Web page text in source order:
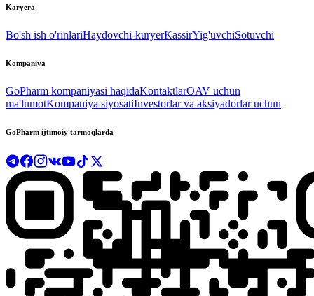
Karyera
Bo'sh ish o'rinlariHaydovchi-kuryerKassirYig'uvchiSotuvchi
Kompaniya
GoPharm kompaniyasi haqidaKontaktlarOAV uchun
ma'lumotKompaniya siyosatiInvestorlar va aksiyadorlar uchun
GoPharm ijtimoiy tarmoqlarda